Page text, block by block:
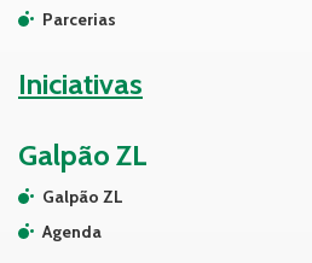
Parcerias
Iniciativas
Galpão ZL
Galpão ZL
Agenda